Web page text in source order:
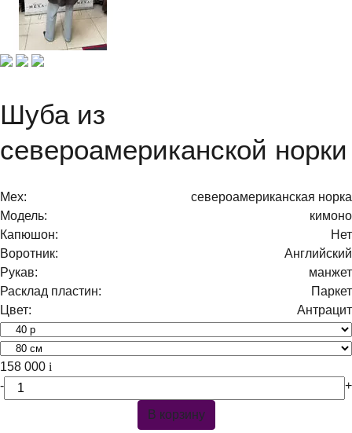
Шуба из
североамериканской норки
Мех:
североамериканская норка
Модель:
кимоно
Капюшон:
Нет
Воротник:
Английский
Рукав:
манжет
Расклад пластин:
Паркет
Цвет:
Антрацит
158 000 i
-
+
В корзину